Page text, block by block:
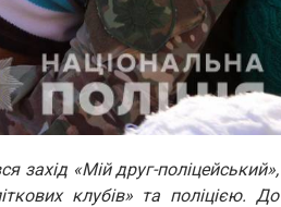
захід «Мій друг-поліцейський»,
клубів» та поліцією. До